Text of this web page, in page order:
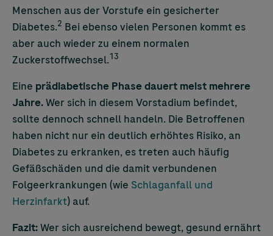
Menschen aus der Vorstufe ein gesicherter
Diabetes.2 Bei ebenso vielen Personen kommt es
aber auch wieder zu einem normalen
Zuckerstoffwechsel.13
Eine prädiabetische Phase dauert meist mehrere
Jahre.Wer sich in diesem Vorstadium befindet,
sollte dennoch schnell handeln. Die Betroffenen
haben nicht nur ein deutlich erhöhtes Risiko, an
Diabetes zu erkranken, es treten auch häufig
Gefäßschäden und die damit verbundenen
Folgeerkrankungen (wie Schlaganfall und
Herzinfarkt) auf.
Fazit:Wer sich ausreichend bewegt, gesund ernährt